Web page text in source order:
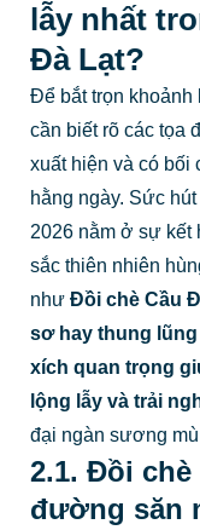
lẫy nhất
Đà Lạt?
Để bắt trọn khoảnh
cần biết rõ các tọa
xuất hiện và có bối
hằng ngày. Sức
2026 nằm ở sự kết
sắc thiên nhiên
như Đồi chè Cầu
sơ hay thung
xích quan trọng
lộng lẫy và trải
đại ngàn sương
2.1. Đồi chè
đường săn